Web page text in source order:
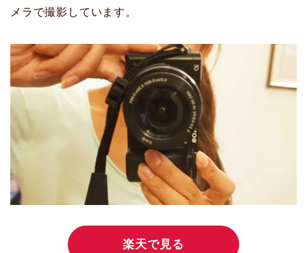
メラで撮影しています。
楽天で見る